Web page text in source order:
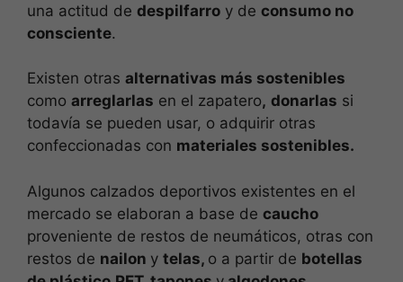
una actitud de despilfarro y de consumo no
consciente.
Existen otras alternativas más sostenibles
como arreglarlas en el zapatero, donarlas si
todavía se pueden usar, o adquirir otras
confeccionadas con materiales sostenibles.
Algunos calzados deportivos existentes en el
mercado se elaboran a base de caucho
proveniente de restos de neumáticos, otras con
restos de nailon y telas, o a partir de botellas